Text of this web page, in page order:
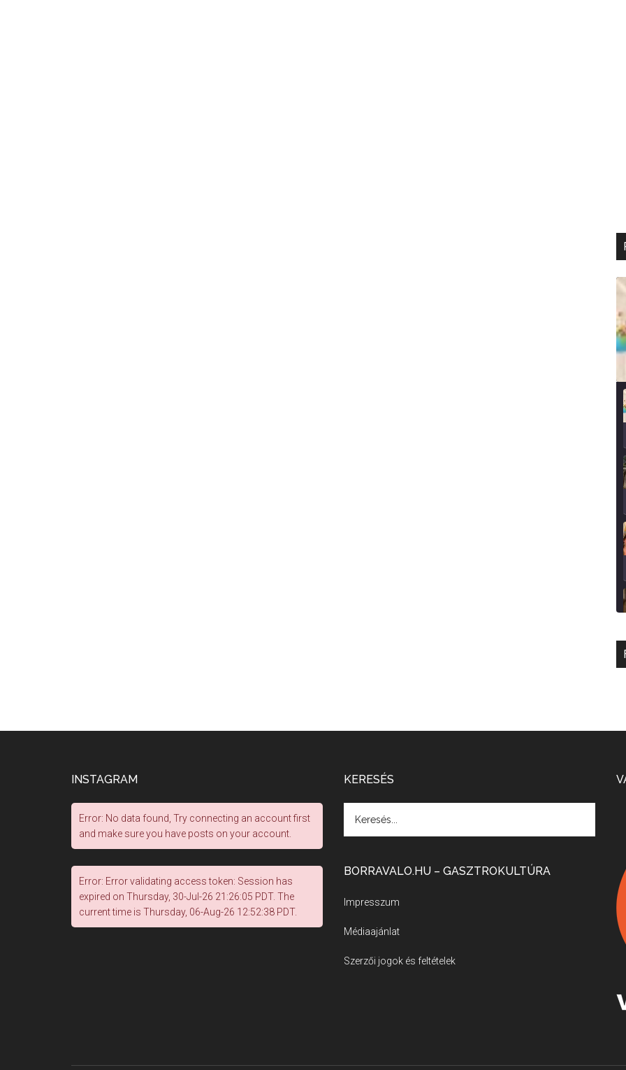
INSTAGRAM
Error: No data found, Try connecting an account first
and make sure you have posts on your account.
Error: Error validating access token: Session has
expired on Thursday, 30-Jul-26 21:26:05 PDT. The
current time is Thursday, 06-Aug-26 12:52:38 PDT.
KERESÉS
BORRAVALO.HU – GASZTROKULTÚRA
Impresszum
Médiaajánlat
Szerzői jogok és feltételek